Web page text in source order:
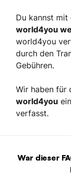
Du kannst mit
world4you
world4you
durch den
Gebühren.
Wir haben für
world4you
verfasst.
War dieser